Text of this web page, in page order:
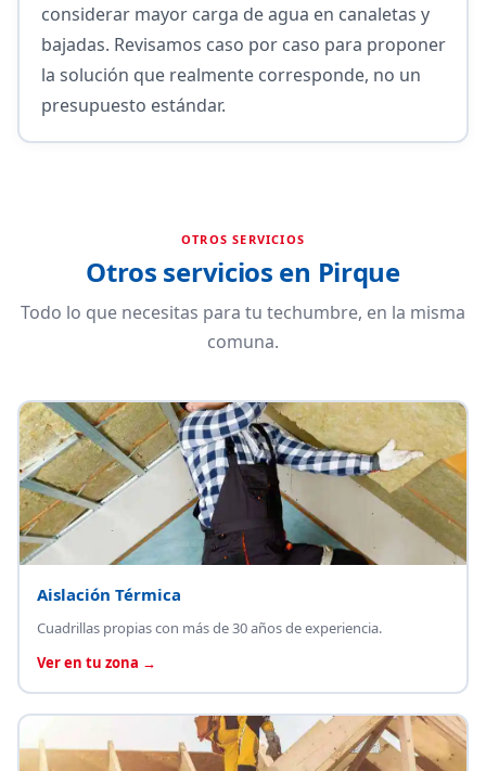
considerar mayor carga de agua en canaletas y
bajadas. Revisamos caso por caso para proponer
la solución que realmente corresponde, no un
presupuesto estándar.
OTROS SERVICIOS
Otros servicios en Pirque
Todo lo que necesitas para tu techumbre, en la misma
comuna.
Aislación Térmica
Cuadrillas propias con más de 30 años de experiencia.
Ver en tu zona →